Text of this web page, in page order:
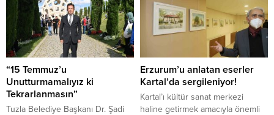
“15 Temmuz’u
Unutturmamalıyız ki
Tekrarlanmasın”
Tuzla Belediye Başkanı Dr. Şadi
Erzurum’u anlatan eserler
Kartal’da sergileniyor!
Kartal’ı kültür sanat merkezi
haline getirmek amacıyla önemli